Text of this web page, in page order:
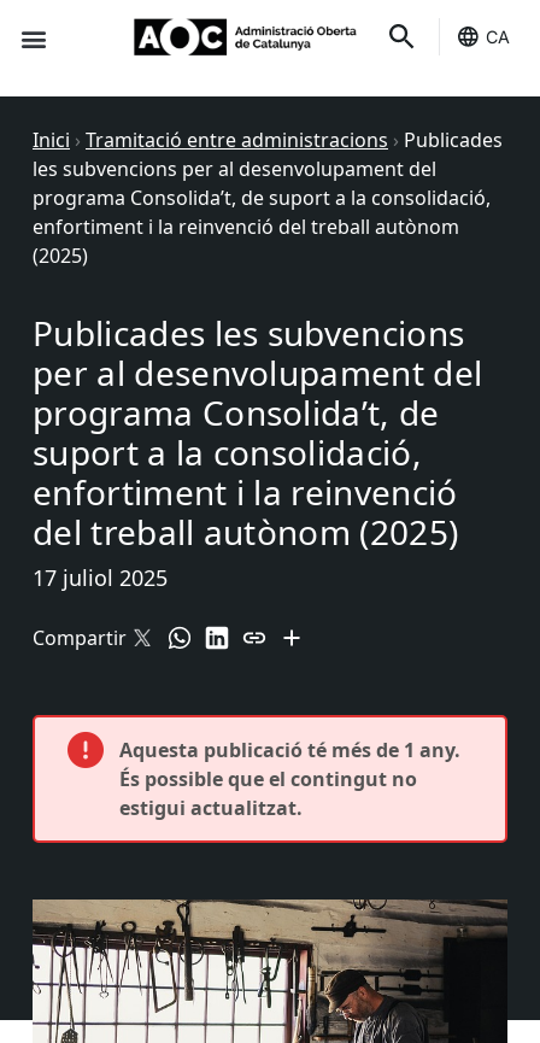
CA
Inici › Tramitació entre administracions › Publicades
les subvencions per al desenvolupament del
programa Consolida’t, de suport a la consolidació,
enfortiment i la reinvenció del treball autònom
(2025)
Publicades les subvencions
per al desenvolupament del
programa Consolida’t, de
suport a la consolidació,
enfortiment i la reinvenció
del treball autònom (2025)
17 juliol 2025
Compartir
Aquesta publicació té més de 1 any.
És possible que el contingut no
estigui actualitzat.